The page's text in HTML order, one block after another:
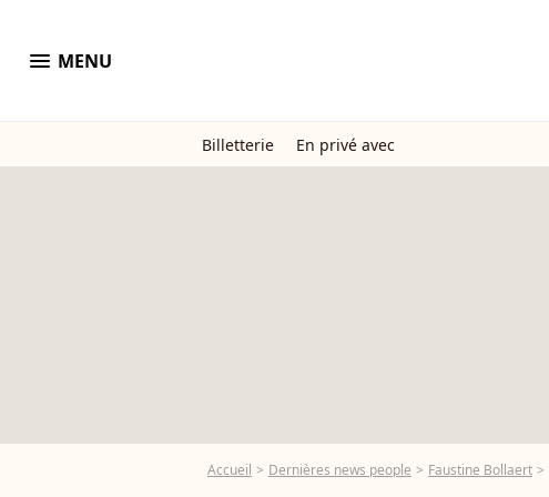
menu MENU
Billetterie En privé avec
Accueil Dernières news people Faustine Bollaert